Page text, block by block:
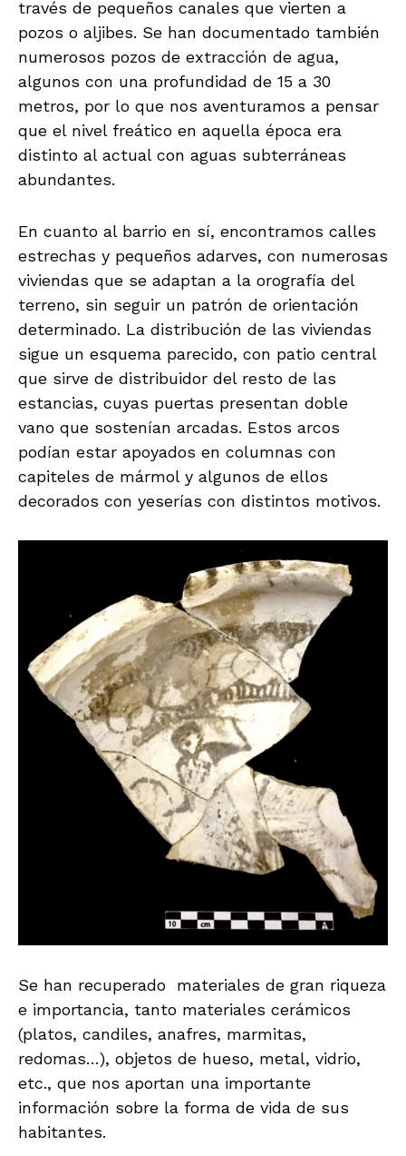
través de pequeños canales que vierten a
pozos o aljibes. Se han documentado también
numerosos pozos de extracción de agua,
algunos con una profundidad de 15 a 30
metros, por lo que nos aventuramos a pensar
que el nivel freático en aquella época era
distinto al actual con aguas subterráneas
abundantes.
En cuanto al barrio en sí, encontramos calles
estrechas y pequeños adarves, con numerosas
viviendas que se adaptan a la orografía del
terreno, sin seguir un patrón de orientación
determinado. La distribución de las viviendas
sigue un esquema parecido, con patio central
que sirve de distribuidor del resto de las
estancias, cuyas puertas presentan doble
vano que sostenían arcadas. Estos arcos
podían estar apoyados en columnas con
capiteles de mármol y algunos de ellos
decorados con yeserías con distintos motivos.
Se han recuperado materiales de gran riqueza
e importancia, tanto materiales cerámicos
(platos, candiles, anafres, marmitas,
redomas…), objetos de hueso, metal, vidrio,
etc., que nos aportan una importante
información sobre la forma de vida de sus
habitantes.